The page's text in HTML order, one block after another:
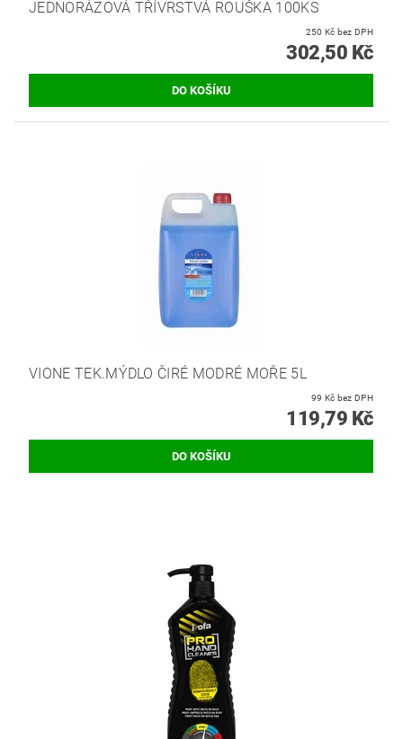
JEDNORÁZOVÁ TŘÍVRSTVÁ ROUŠKA 100KS
250 Kč bez DPH
302,50 Kč
VIONE TEK.MÝDLO ČIRÉ MODRÉ MOŘE 5L
99 Kč bez DPH
119,79 Kč